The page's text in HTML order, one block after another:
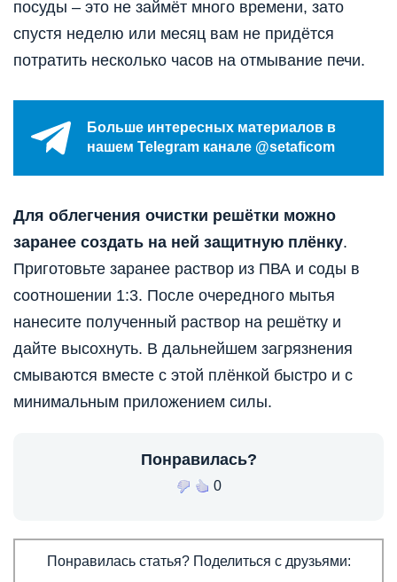
посуды – это не займёт много времени, зато
спустя неделю или месяц вам не придётся
потратить несколько часов на отмывание печи.
Больше интересных материалов в
нашем Telegram канале @setaficom
Для облегчения очистки решётки можно
заранее создать на ней защитную плёнку.
Приготовьте заранее раствор из ПВА и соды в
соотношении 1:3. После очередного мытья
нанесите полученный раствор на решётку и
дайте высохнуть. В дальнейшем загрязнения
смываются вместе с этой плёнкой быстро и с
минимальным приложением силы.
Понравилась?
0
Понравилась статья? Поделиться с друзьями: